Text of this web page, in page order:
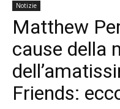
Notizie
Matthew
cause della
Friends: